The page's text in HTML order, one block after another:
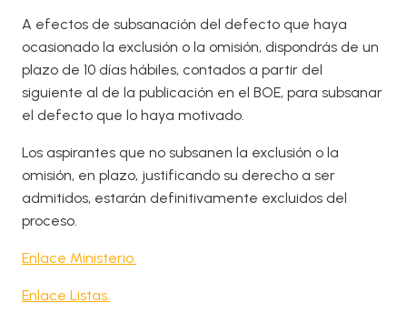
A efectos de subsanación del defecto que haya
ocasionado la exclusión o la omisión, dispondrás de un
plazo de 10 días hábiles, contados a partir del
siguiente al de la publicación en el BOE, para subsanar
el defecto que lo haya motivado.
Los aspirantes que no subsanen la exclusión o la
omisión, en plazo, justificando su derecho a ser
admitidos, estarán definitivamente excluidos del
proceso.
Enlace Ministerio.
Enlace Listas.